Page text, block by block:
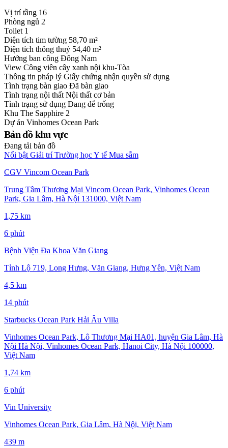
Vị trí tầng 16
Phòng ngủ 2
Toilet 1
Diện tích tim tường 58,70 m²
Diện tích thông thuỷ 54,40 m²
Hướng ban công Đông Nam
View Công viên cây xanh nội khu-Tòa
Thông tin pháp lý Giấy chứng nhận quyền sử dụng
Tình trạng bàn giao Đã bàn giao
Tình trạng nội thất Nội thất cơ bản
Tình trạng sử dụng Đang để trống
Khu The Sapphire 2
Dự án Vinhomes Ocean Park
Bản đồ khu vực
Đang tải bản đồ
Nổi bật Giải trí Trường họcY tế Mua sắm
CGV Vincom Ocean Park
Trung Tâm Thương Mại Vincom Ocean Park, Vinhomes Ocean
Park, Gia Lâm, Hà Nội 131000, Việt Nam
1,75 km
6 phút
Bệnh Viện Đa Khoa Văn Giang
Tỉnh Lộ 719, Long Hưng, Văn Giang, Hưng Yên, Việt Nam
4,5 km
14 phút
Starbucks Ocean Park Hải Âu Villa
Vinhomes Ocean Park, Lô Thương Mại HA01, huyện Gia Lâm, Hà
Nội Hà Nội, Vinhomes Ocean Park, Hanoi City, Hà Nội 100000,
Việt Nam
1,74 km
6 phút
Vin University
Vinhomes Ocean Park, Gia Lâm, Hà Nội, Việt Nam
439 m